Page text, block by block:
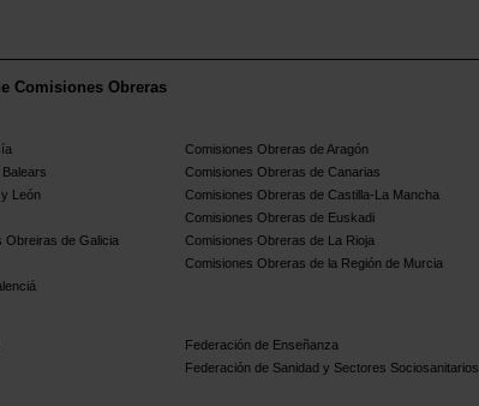
Comisiones Obreras
Comisiones Obreras de Aragón
Comisiones Obreras de Canarias
León
Comisiones Obreras de Castilla-La Mancha
Comisiones Obreras de Euskadi
Obreiras de Galicia
Comisiones Obreras de La Rioja
Comisiones Obreras de la Región de Murcia
Federación de Enseñanza
Federación de Sanidad y Sectores Sociosanitarios